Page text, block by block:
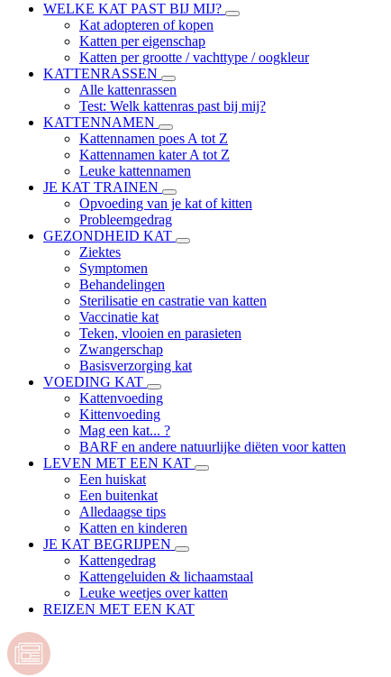
WELKE KAT PAST BIJ MIJ?
Kat adopteren of kopen
Katten per eigenschap
Katten per grootte / vachttype / oogkleur
KATTENRASSEN
Alle kattenrassen
Test: Welk kattenras past bij mij?
KATTENNAMEN
Kattennamen poes A tot Z
Kattennamen kater A tot Z
Leuke kattennamen
JE KAT TRAINEN
Opvoeding van je kat of kitten
Probleemgedrag
GEZONDHEID KAT
Ziektes
Symptomen
Behandelingen
Sterilisatie en castratie van katten
Vaccinatie kat
Teken, vlooien en parasieten
Zwangerschap
Basisverzorging kat
VOEDING KAT
Kattenvoeding
Kittenvoeding
Mag een kat... ?
BARF en andere natuurlijke diëten voor katten
LEVEN MET EEN KAT
Een huiskat
Een buitenkat
Alledaagse tips
Katten en kinderen
JE KAT BEGRIJPEN
Kattengedrag
Kattengeluiden & lichaamstaal
Leuke weetjes over katten
REIZEN MET EEN KAT